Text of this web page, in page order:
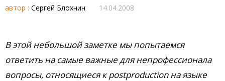
автор : Сергей Блохнин 14.04.2008
В этой небольшой заметке мы попытаемся
ответить на самые важные для непрофессионала
вопросы, относящиеся к postproduction на языке